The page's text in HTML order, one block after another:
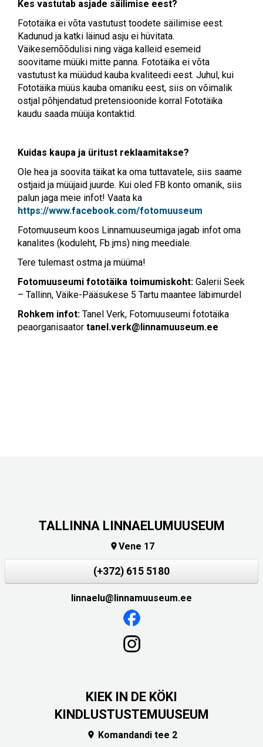
Kes vastutab asjade säilimise eest?
Fototäika ei võta vastutust toodete säilimise eest.
Kadunud ja katki läinud asju ei hüvitata.
Väikesemõõdulisi ning väga kalleid esemeid
soovitame müüki mitte panna. Fototäika ei võta
vastutust ka müüdud kauba kvaliteedi eest. Juhul, kui
Fototäika müüs kauba omaniku eest, siis on võimalik
ostjal põhjendatud pretensioonide korral Fototäika
kaudu saada müüja kontaktid.
Kuidas kaupa ja üritust reklaamitakse?
Ole hea ja soovita täikat ka oma tuttavatele, siis saame
ostjaid ja müüjaid juurde. Kui oled FB konto omanik, siis
palun jaga meie infot! Vaata ka
https://www.facebook.com/fotomuuseum
Fotomuuseum koos Linnamuuseumiga jagab infot oma
kanalites (koduleht, Fb jms) ning meediale.
Tere tulemast ostma ja müüma!
Fotomuuseumi fototäika toimumiskoht: Galerii Seek
– Tallinn, Väike-Pääsukese 5 Tartu maantee läbimurdel
Rohkem infot: Tanel Verk, Fotomuuseumi fototäika
peaorganisaator tanel.verk@linnamuuseum.ee
TALLINNA LINNAELUMUUSEUM
Vene 17
(+372) 615 5180
linnaelu@linnamuuseum.ee
KIEK IN DE KÖKI
KINDLUSTUSTEMUUSEUM
 Komandandi tee 2